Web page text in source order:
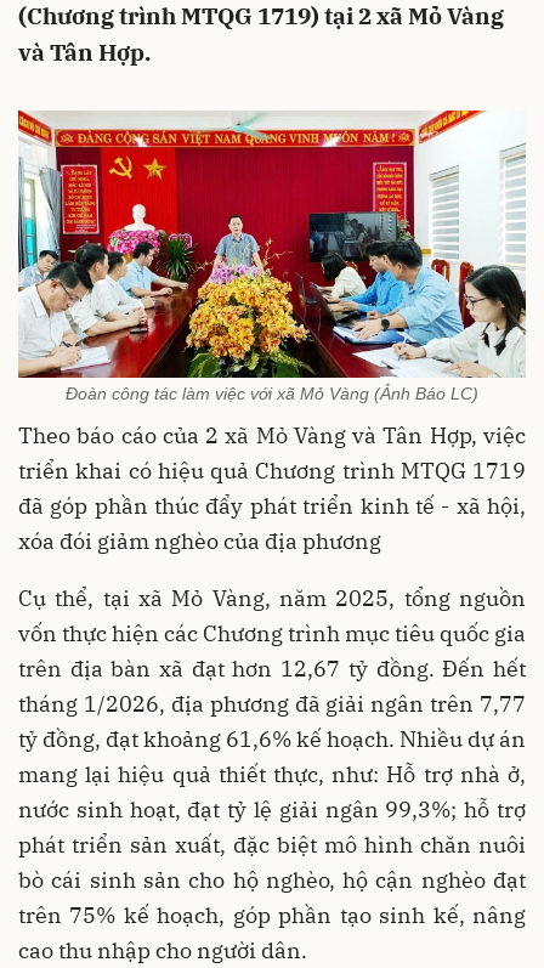
(Chương trình MTQG 1719) tại 2 xã Mỏ Vàng
và Tân Hợp.
Đoàn công tác làm việc với xã Mỏ Vàng (Ảnh Báo LC)
Theo báo cáo của 2 xã Mỏ Vàng và Tân Hợp, việc
triển khai có hiệu quả Chương trình MTQG 1719
đã góp phần thúc đẩy phát triển kinh tế - xã hội,
xóa đói giảm nghèo của địa phương
Cụ thể, tại xã Mỏ Vàng, năm 2025, tổng nguồn
vốn thực hiện các Chương trình mục tiêu quốc gia
trên địa bàn xã đạt hơn 12,67 tỷ đồng. Đến hết
tháng 1/2026, địa phương đã giải ngân trên 7,77
tỷ đồng, đạt khoảng 61,6% kế hoạch. Nhiều dự án
mang lại hiệu quả thiết thực, như: Hỗ trợ nhà ở,
nước sinh hoạt, đạt tỷ lệ giải ngân 99,3%; hỗ trợ
phát triển sản xuất, đặc biệt mô hình chăn nuôi
bò cái sinh sản cho hộ nghèo, hộ cận nghèo đạt
trên 75% kế hoạch, góp phần tạo sinh kế, nâng
cao thu nhập cho người dân.